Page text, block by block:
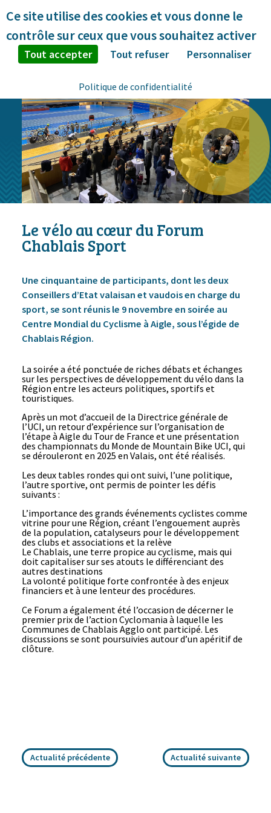
Le vélo au cœur du Forum
Chablais Sport
Une cinquantaine de participants, dont les deux
Conseillers d’Etat valaisan et vaudois en charge du
sport, se sont réunis le 9 novembre en soirée au
Centre Mondial du Cyclisme à Aigle, sous l’égide de
Chablais Région.
La soirée a été ponctuée de riches débats et échanges
sur les perspectives de développement du vélo dans la
Région entre les acteurs politiques, sportifs et
touristiques.
Après un mot d’accueil de la Directrice générale de
l’UCI, un retour d’expérience sur l’organisation de
l’étape à Aigle du Tour de France et une présentation
des championnats du Monde de Mountain Bike UCI, qui
se dérouleront en 2025 en Valais, ont été réalisés.
Les deux tables rondes qui ont suivi, l’une politique,
l’autre sportive, ont permis de pointer les défis
suivants :
L’importance des grands événements cyclistes comme
vitrine pour une Région, créant l’engouement auprès
de la population, catalyseurs pour le développement
des clubs et associations et la relève
Le Chablais, une terre propice au cyclisme, mais qui
doit capitaliser sur ses atouts le différenciant des
autres destinations
La volonté politique forte confrontée à des enjeux
financiers et à une lenteur des procédures.
Ce Forum a également été l’occasion de décerner le
premier prix de l’action Cyclomania à laquelle les
Communes de Chablais Agglo ont participé. Les
discussions se sont poursuivies autour d’un apéritif de
clôture.
Actualité précédente Actualité suivante
Ce site utilise des cookies et vous donne le
contrôle sur ceux que vous souhaitez activer
Tout accepter Tout refuser Personnaliser
Politique de confidentialité